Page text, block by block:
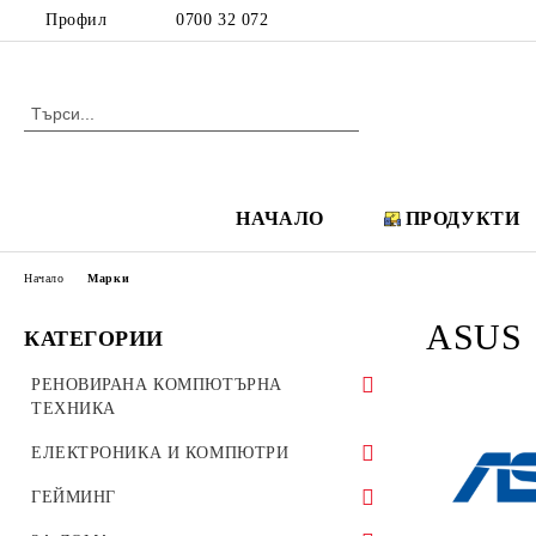
Профил 0700 32 072
НАЧАЛО ПРОДУКТИ
КАТЕГОРИИ
РЕНОВИРАНА КОМПЮТЪРНА
ТЕХНИКА
Аудио, Видео и Hi-Fi
Аудио системи Creative
IP телефони
ЕЛЕКТРОНИКА И КОМПЮТРИ
Аудио, Видео и Hi-Fi
ГЕЙМИНГ
Начало Марки
ASUS